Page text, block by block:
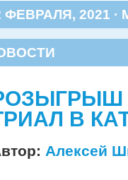
ФЕВРАЛЯ, 2021 ·
В
Алексей